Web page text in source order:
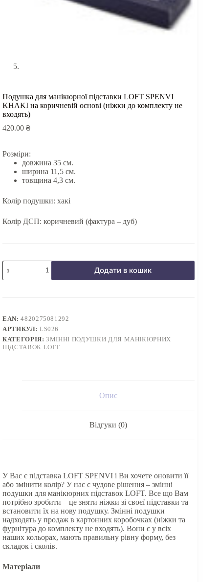
Подушка для манікюрної підставки LOFT SPENVI
KHAKI на коричневій основі (ніжки до комплекту не
входять)
420.00 ₴
Розміри:
довжина 35 см.
ширина 11,5 см.
товщина 4,3 см.
Колір подушки: хакі
Колір ДСП: коричневий (фактура – дуб)
Подушка
для
манікюрної
на
коричневій
основі
(ніжки
Додати в кошик
EAN:4820275081292
АРТИКУЛ: LS026
КАТЕГОРІЯ:ЗМІННІ ПОДУШКИ ДЛЯ МАНІКЮРНИХ
ПІДСТАВОК LOFT
Опис
Відгуки (0)
У Вас є підставка LOFT SPENVI і Ви хочете оновити її
або змінити колір? У нас є чудове рішення – змінні
подушки для манікюрних підставок LOFT. Все що Вам
потрібно зробити – це зняти ніжки зі своєї підставки та
встановити їх на нову подушку. Змінні подушки
надходять у продаж в картонних коробочках (ніжки та
фурнітура до комплекту не входять). Вони є у всіх
наших кольорах, мають правильну рівну форму, без
складок і сколів.
Матеріали